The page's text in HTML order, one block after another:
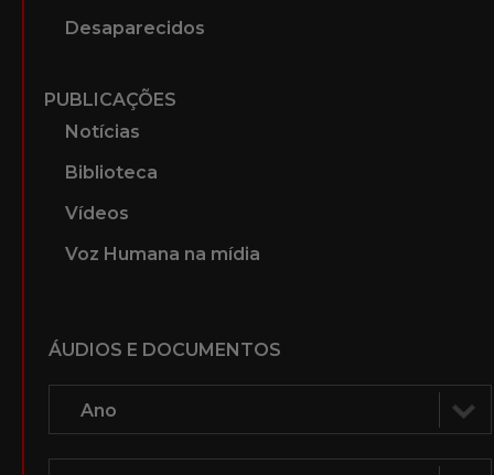
Desaparecidos
PUBLICAÇÕES
Notícias
Biblioteca
Vídeos
Voz Humana na mídia
ÁUDIOS E DOCUMENTOS